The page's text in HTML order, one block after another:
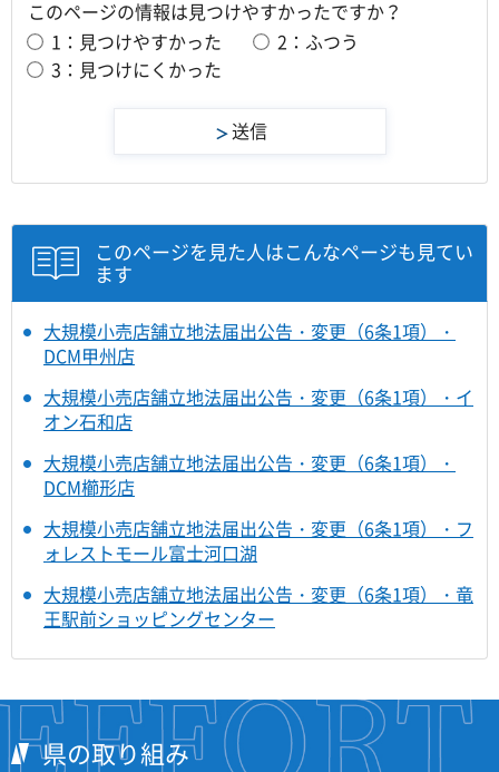
このページの情報は見つけやすかったですか？
1：見つけやすかった
2：ふつう
3：見つけにくかった
このページを見た人はこんなページも見てい
ます
大規模小売店舗立地法届出公告・変更（6条1項）・
DCM甲州店
大規模小売店舗立地法届出公告・変更（6条1項）・イ
オン石和店
大規模小売店舗立地法届出公告・変更（6条1項）・
DCM櫛形店
大規模小売店舗立地法届出公告・変更（6条1項）・フ
ォレストモール富士河口湖
大規模小売店舗立地法届出公告・変更（6条1項）・竜
王駅前ショッピングセンター
県の取り組み